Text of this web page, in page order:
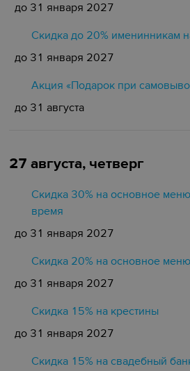
до 31 января 2027
Скидка до 20% именинникам
до 31 января 2027
Акция «Подарок при
до 31 августа
27 августа, четверг
Скидка 30% на основное
время
до 31 января 2027
Скидка 20% на основное
до 31 января 2027
Скидка 15% на крестины
до 31 января 2027
Cкидка 15% на свадебный